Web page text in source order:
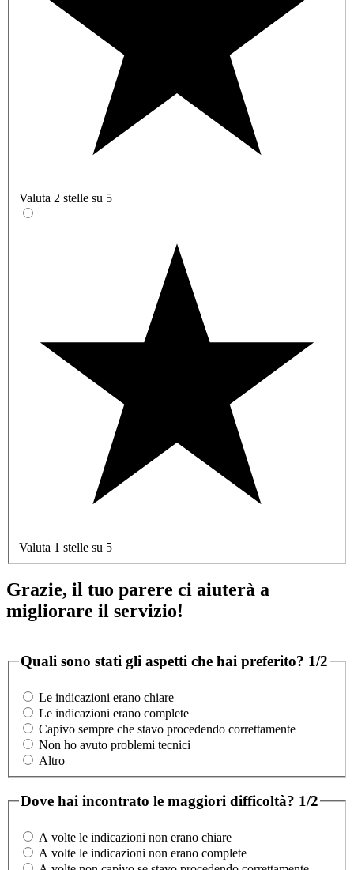
Valuta 2 stelle su 5
Valuta 1 stelle su 5
Grazie, il tuo parere ci aiuterà a
migliorare il servizio!
Quali sono stati gli aspetti che hai preferito? 1/2
Le indicazioni erano chiare
Le indicazioni erano complete
Capivo sempre che stavo procedendo correttamente
Non ho avuto problemi tecnici
Altro
Dove hai incontrato le maggiori difficoltà? 1/2
A volte le indicazioni non erano chiare
A volte le indicazioni non erano complete